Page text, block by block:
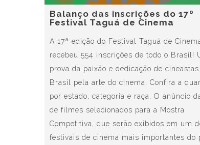
Balanço das inscrições do 17º
Festival Taguá de Cinema
A 17ª edição do Festival Taguá de
recebeu 554 inscrições de todo o Brasil!
prova da paixão e dedicação de
Brasil pela arte do cinema. Confira a
por estado, categoria e raça. O anúncio
de filmes selecionados para a Mostra
Competitiva, que serão exibidos em um
festivais de cinema mais importantes do